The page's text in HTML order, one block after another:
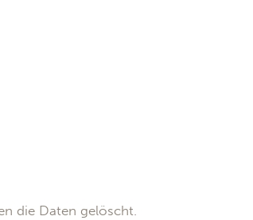
die Daten gelöscht.